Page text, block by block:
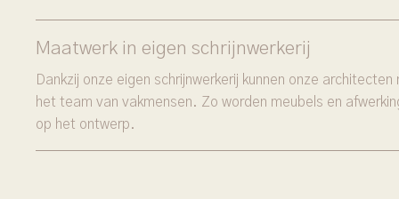
Maatwerk in eigen schrijnwerkerij
Dankzij onze eigen schrijnwerkerij kunnen onze
het team van vakmensen. Zo worden meubels en
op het ontwerp.